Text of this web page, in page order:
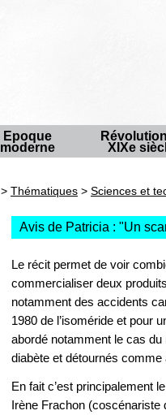
Epoque
moderne
XIXe
> Thématiques > Sciences et
Avis de Patricia : "Un
Le récit permet de voir
commercialiser deux
notamment des accidents
1980 de l’isoméride et pour
abordé notamment le cas
diabète et détournés
En fait c’est principalement
Irène Frachon